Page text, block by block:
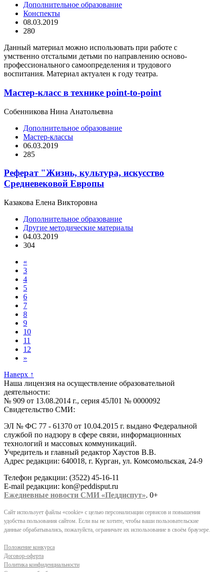
Дополнительное образование
Конспекты
08.03.2019
280
Данный материал можно использовать при работе с
умственно отсталыми детьми по направлению осново-
профессионального самоопределения и трудового
воспитания. Материал актуален к году театра.
Мастер-класс в технике point-to-point
Собенникова Нина Анатольевна
Дополнительное образование
Мастер-классы
06.03.2019
285
Реферат "Жизнь, культура, искусство
Средневековой Европы
Казакова Елена Викторовна
Дополнительное образование
Другие методические материалы
04.03.2019
304
«
3
4
5
6
7
8
9
10
11
12
»
Наверх ↑
Наша лицензия на осуществление образовательной
деятельности:
№ 909 от 13.08.2014 г., серия 45Л01 № 0000092
Свидетельство СМИ:
ЭЛ № ФС 77 - 61370 от 10.04.2015 г. выдано Федеральной
службой по надзору в сфере связи, информационных
технологий и массовых коммуникаций.
Учредитель и главный редактор Хаустов В.В.
Адрес редакции: 640018, г. Курган, ул. Комсомольская, 24-9
Телефон редакции: (3522) 45-16-11
E-mail редакции: kon@peddisput.ru
Ежедневные новости СМИ «Педдиспут». 0+
Сайт использует файлы «cookie» с целью персонализации сервисов и повышения
удобства пользования сайтом. Если вы не хотите, чтобы ваши пользовательские
данные обрабатывались, пожалуйста, ограничьте их использование в своём браузере.
Положение конкурса
Договор-оферта
Политика конфиденциальности